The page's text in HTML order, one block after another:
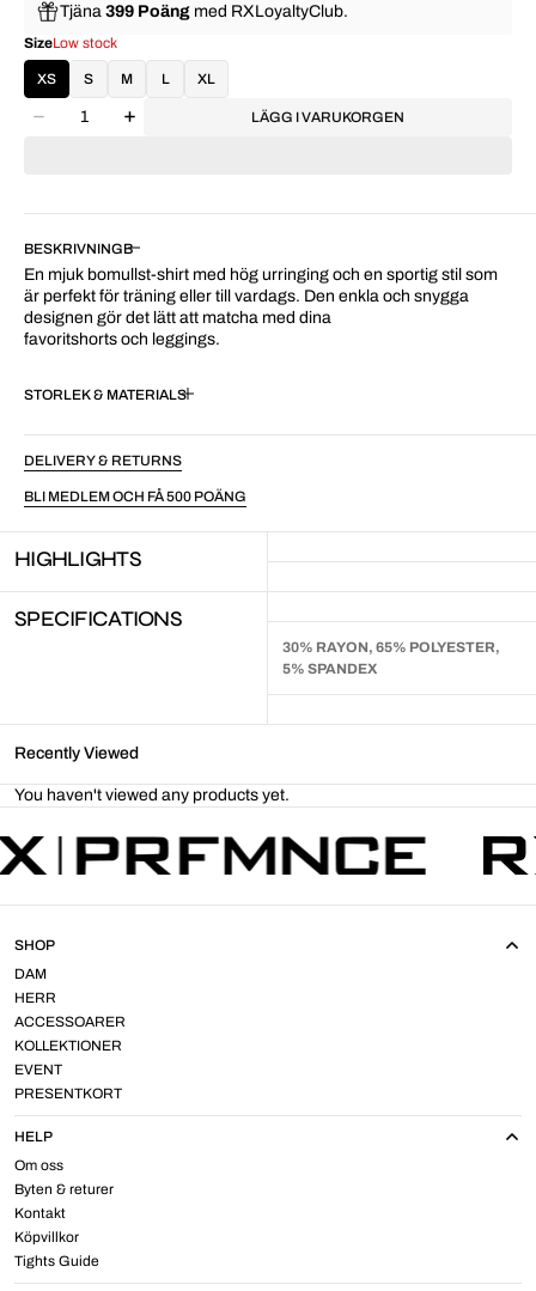
Tjäna 399 Poäng med RXLoyaltyClub.
SizeLow stock
XS S M L XL
LÄGG I VARUKORGEN
BESKRIVNING
En mjuk bomullst-shirt med hög urringing och en sportig stil som
är perfekt för träning eller till vardags. Den enkla och snygga
designen gör det lätt att matcha med dina
favoritshorts och leggings.
STORLEK & MATERIAL
DELIVERY & RETURNS
BLI MEDLEM OCH FÅ 500 POÄNG
HIGHLIGHTS
SPECIFICATIONS
30% RAYON, 65% POLYESTER,
5% SPANDEX
Recently Viewed
You haven't viewed any products yet.
SHOP
DAM
HERR
ACCESSOARER
KOLLEKTIONER
EVENT
PRESENTKORT
HELP
Om oss
Byten & returer
Kontakt
Köpvillkor
Tights Guide